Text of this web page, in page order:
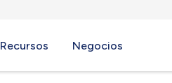
Recursos Negocios